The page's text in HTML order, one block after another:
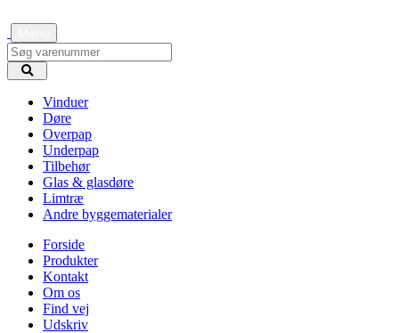
Vinduer
Døre
Overpap
Underpap
Tilbehør
Glas & glasdøre
Limtræ
Andre byggematerialer
Forside
Produkter
Kontakt
Om os
Find vej
Udskriv